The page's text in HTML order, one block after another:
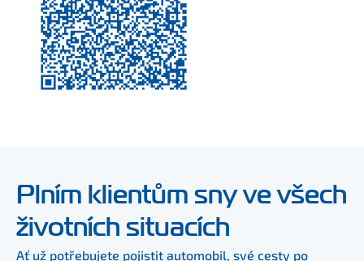
Plním klientům sny ve všech
životních situacích
Ať už potřebujete pojistit automobil, své cesty po